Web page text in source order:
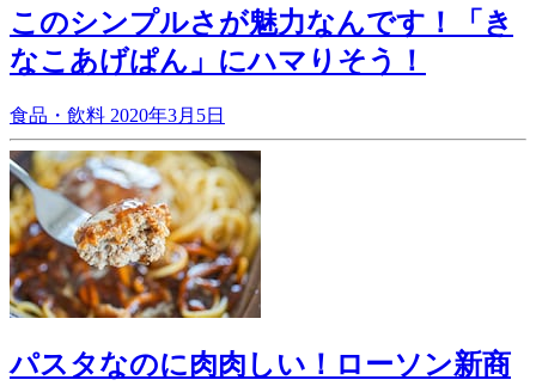
このシンプルさが魅力なんです！「き
なこあげぱん」にハマりそう！
食品・飲料 2020年3月5日
パスタなのに肉肉しい！ローソン新商